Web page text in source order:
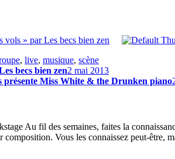
vols » par Les becs bien zen
, live, musique, scène
becs bien zen2 mai 2013
présente Miss White & the Drunken piano
Au fil des semaines, faites la
Vous les connaissez peut-être,